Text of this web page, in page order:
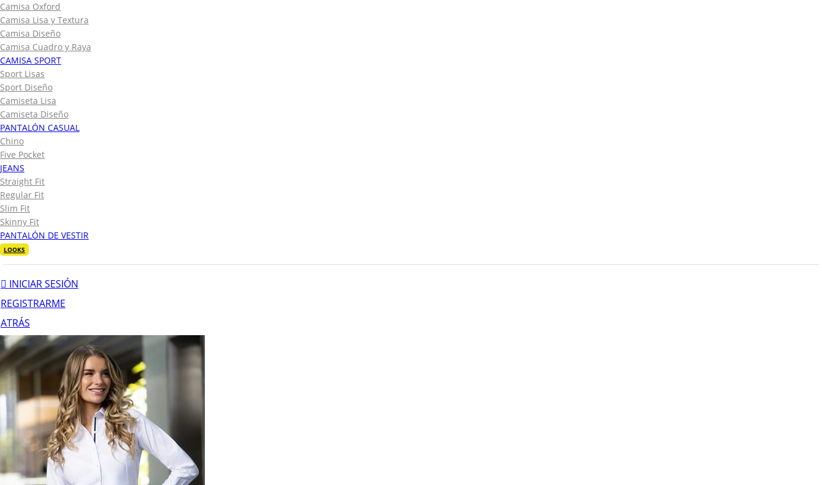
Camisa Oxford
Camisa Lisa y Textura
Camisa Diseño
Camisa Cuadro y Raya
CAMISA SPORT
Sport Lisas
Sport Diseño
Camiseta Lisa
Camiseta Diseño
PANTALÓN CASUAL
Chino
Five Pocket
JEANS
Straight Fit
Regular Fit
Slim Fit
Skinny Fit
PANTALÓN DE VESTIR
LOOKS
INICIAR SESIÓN
REGISTRARME
ATRÁS